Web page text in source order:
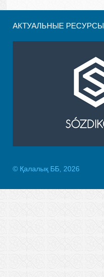
АКТУАЛЬНЫЕ РЕСУРСЫ
© Қалалық ББ, 2026